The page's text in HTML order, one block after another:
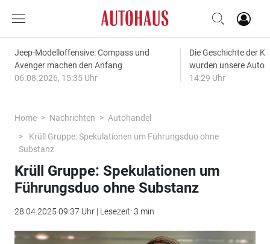
Jeep-Modelloffensive: Compass und
Avenger machen den Anfang
06.08.2026, 15:35 Uhr
Die Geschichte der
wurden unsere
14:29 Uhr
Home Nachrichten
Autohandel
Krüll Gruppe: Spekulationen um Führungsduo ohne
Substanz
Krüll Gruppe: Spekulationen um
Führungsduo ohne Substanz
28.04.2025 09:37 Uhr | Lesezeit: 3 min